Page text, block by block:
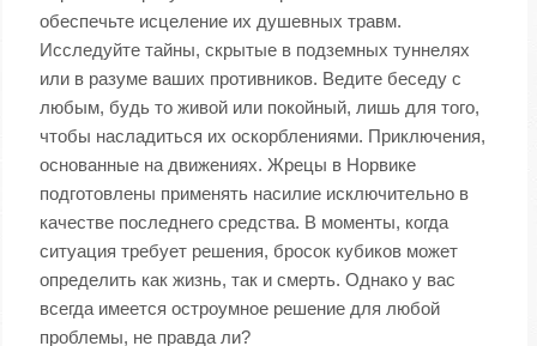
обеспечьте исцеление их душевных травм.
Исследуйте тайны, скрытые в подземных туннелях
или в разуме ваших противников. Ведите беседу с
любым, будь то живой или покойный, лишь для того,
чтобы насладиться их оскорблениями. Приключения,
основанные на движениях. Жрецы в Норвике
подготовлены применять насилие исключительно в
качестве последнего средства. В моменты, когда
ситуация требует решения, бросок кубиков может
определить как жизнь, так и смерть. Однако у вас
всегда имеется остроумное решение для любой
проблемы, не правда ли?